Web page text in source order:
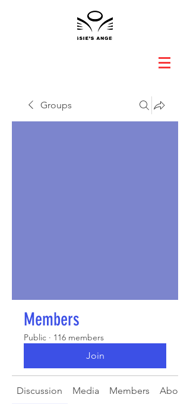
Groups
Members
Public · 116 members
Join
Discussion Media Members About